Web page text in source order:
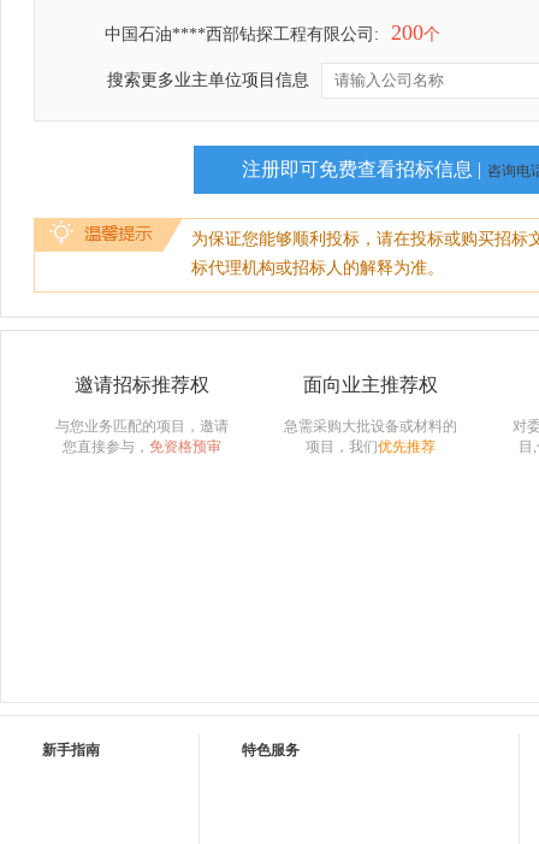
中国石油****西部钻探工程有限公司: 200个
搜索更多业主单位项目信息
注册即可免费查看招标信息 | 咨询电
为保证您能够顺利投标，请在投标或购买招
标代理机构或招标人的解释为准。
邀请招标推荐权
与您业务匹配的项目，邀请
您直接参与， 免资格预审
面向业主推荐权
急需采购大批设备或材料的
项目，我们优先推荐
对
目
新手指南 特色服务